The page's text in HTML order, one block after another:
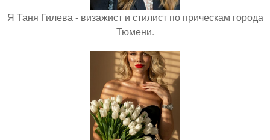
Я Таня Гилева - визажист и стилист по прическам города
Тюмени.